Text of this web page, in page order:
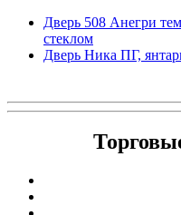
Дверь 508 Анегри
стеклом
Дверь Ника ПГ,